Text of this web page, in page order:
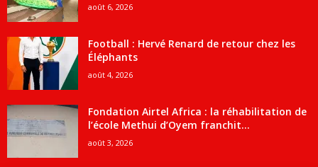
août 6, 2026
Football : Hervé Renard de retour chez les
Éléphants
août 4, 2026
Fondation Airtel Africa : la réhabilitation de
l’école Methui d’Oyem franchit...
août 3, 2026